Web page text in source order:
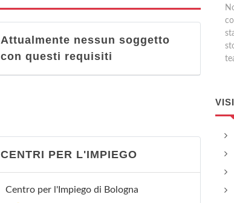
Attualmente nessun soggetto
con questi requisiti
CENTRI PER L'IMPIEGO
Centro per l'Impiego di Bologna